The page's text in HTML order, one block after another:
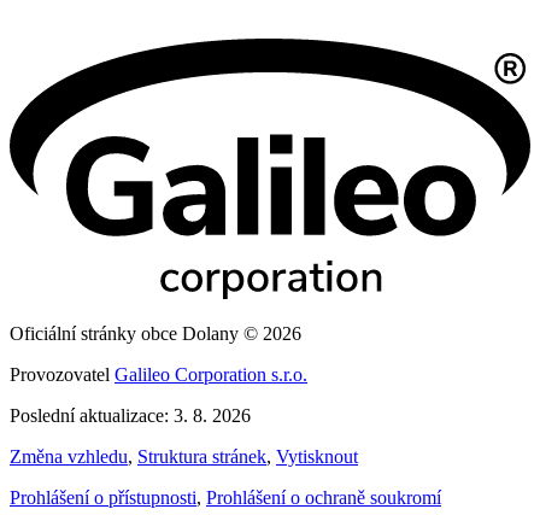
Oficiální stránky obce Dolany © 2026
Provozovatel Galileo Corporation s.r.o.
Poslední aktualizace: 3. 8. 2026
Změna vzhledu, Struktura stránek, Vytisknout
Prohlášení o přístupnosti, Prohlášení o ochraně soukromí